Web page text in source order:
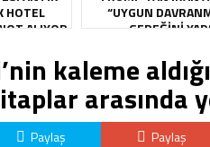
HOTEL
ALIYOR
“UYGUN
GEREĞINI
kaleme
arasında
Paylaş Paylaş